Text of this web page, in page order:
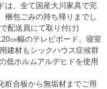
は、全て国産大川家具で完
梱包ごみの持ち帰りまでし
配送員にて取り付け)
㎝幅のテレビボード、寝室
建材もシックハウス症候群
低ホルムアルデヒドを使用
粧合板から無垢材までご用